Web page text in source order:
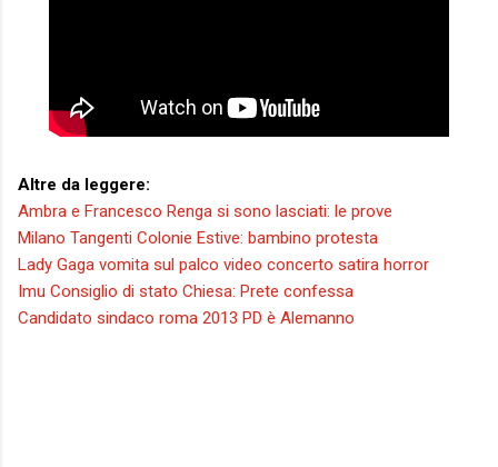
Altre da leggere:
Ambra e Francesco Renga si sono lasciati: le prove
Milano Tangenti Colonie Estive: bambino protesta
Lady Gaga vomita sul palco video concerto satira horror
Imu Consiglio di stato Chiesa: Prete confessa
Candidato sindaco roma 2013 PD è Alemanno